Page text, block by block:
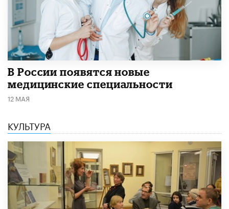
В России появятся новые
медицинские специальности
12 МАЯ
КУЛЬТУРА